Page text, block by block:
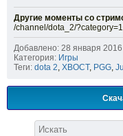
Другие моменты со
/channel/dota_2/
Добавлено: 28 января
Категория: Игры
Теги: dota 2 XBOCT, PGG